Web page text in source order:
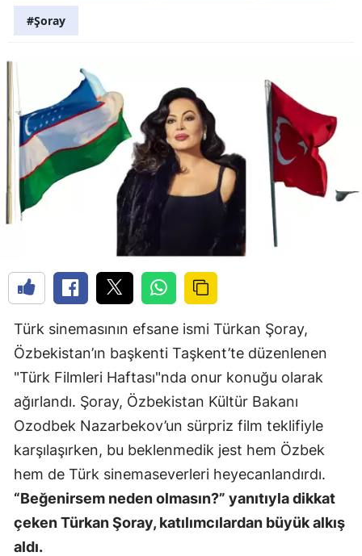
#Şoray
Türk sinemasının efsane ismi Türkan Şoray,
Özbekistan’ın başkenti Taşkent’te düzenlenen
"Türk Filmleri Haftası"nda onur konuğu olarak
ağırlandı. Şoray, Özbekistan Kültür Bakanı
Ozodbek Nazarbekov’un sürpriz film teklifiyle
karşılaşırken, bu beklenmedik jest hem Özbek
hem de Türk sinemaseverleri heyecanlandırdı.
“Beğenirsem neden olmasın?” yanıtıyla dikkat
çeken Türkan Şoray, katılımcılardan büyük alkış
aldı.